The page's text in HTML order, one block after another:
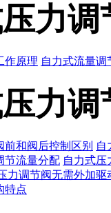
力
作原理 自力式流量调
力
前和阀后控制区别 自
节流量分配 自力式压
力调节阀无需外加驱
特点